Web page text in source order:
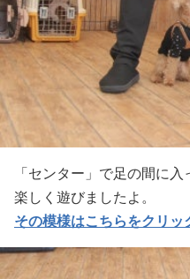
「センター」で足の間に
楽しく遊びましたよ。
その模様はこちらをクリッ